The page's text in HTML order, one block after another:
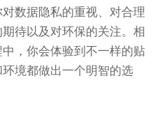
数据隐私的重视、对合理
待以及对环保的关注。相
，你会体验到不一样的贴
境都做出一个明智的选